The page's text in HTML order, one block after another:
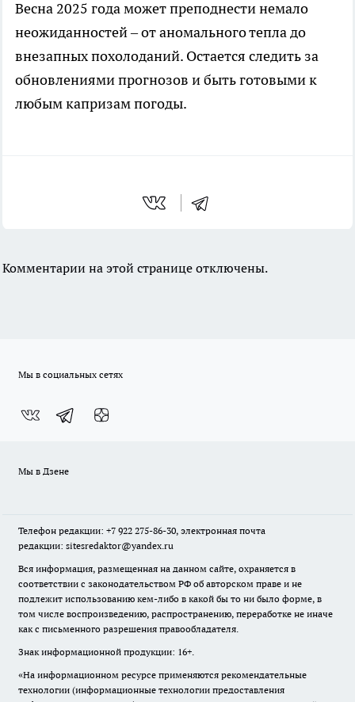
Весна 2025 года может преподнести немало
неожиданностей – от аномального тепла до
внезапных похолоданий. Остается следить за
обновлениями прогнозов и быть готовыми к
любым капризам погоды.
Комментарии на этой странице отключены.
Мы в социальных сетях
Мы в Дзене
Телефон редакции: +7 922 275-86-30, электронная почта
редакции: sitesredaktor@yandex.ru
Вся информация, размещенная на данном сайте, охраняется в
соответствии с законодательством РФ об авторском праве и не
подлежит использованию кем-либо в какой бы то ни было форме, в
том числе воспроизведению, распространению, переработке не иначе
как с письменного разрешения правообладателя.
Знак информационной продукции: 16+.
«На информационном ресурсе применяются рекомендательные
технологии (информационные технологии предоставления